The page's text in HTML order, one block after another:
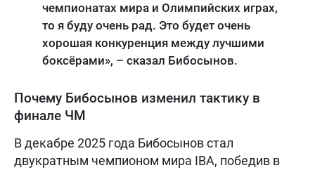
чемпионатах мира и Олимпийских играх,
то я буду очень рад. Это будет очень
хорошая конкуренция между лучшими
боксёрами», – сказал Бибосынов.
Почему Бибосынов изменил тактику в
финале ЧМ
В декабре 2025 года Бибосынов стал
двукратным чемпионом мира IBA, победив в